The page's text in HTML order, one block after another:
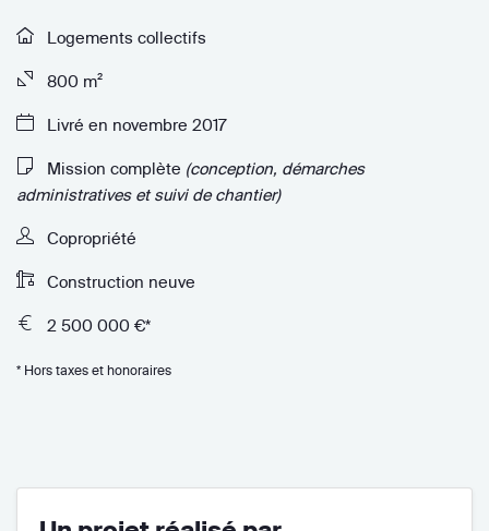
Logements collectifs
800 m²
Livré en novembre 2017
Mission complète (conception, démarches
administratives et suivi de chantier)
Copropriété
Construction neuve
2 500 000 €*
* Hors taxes et honoraires